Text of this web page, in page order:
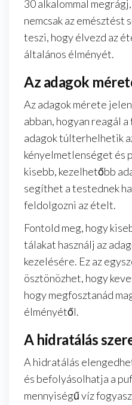
30 alkalommal
nemcsak az emésztést
teszi, hogy élvezd az
általános élményét.
Az adagok
Az adagok mérete
abban, hogyan reagál
adagok túlterhelhetik
kényelmetlenséget és
kisebb, kezelhetőbb
segíthet a testednek
feldolgozni az ételt.
Fontold meg, hogy
tálakat használj az
kezelésére. Ez az
ösztönözhet, hogy
hogy megfosztanád
élményétől.
A hidratálás
A hidratálás
és befolyásolhatja a
mennyiségű víz